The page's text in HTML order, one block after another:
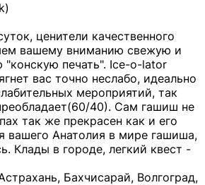
ценители качественного
вашему вниманию свежую и
печать". Ice-o-lator
вас точно неслабо, идеально
мероприятий, так
40). Сам гашиш не
так же прекрасен как и его
вашего Анатолия в мире гашиша,
Клады в городе, легкий квест -
Бугульма (Республика Татарстан), Бугуруслан (Оренбургская область), Буинск, Буй, Буйнакск, Валдай, Валуйки, Велиж, Великие Луки, Великий Новгород, Великий Устюг, Вельск, Венёв, Верещагино, Верхнеуральск, Верхний Уфалей, Верхняя Салда, Верхняя Тура, Весьегонск, Вилючинск, Вихоревка, Вичуга, Владикавказ, Волгодонск, Волгореченск, Володарск, Волосово, Волчанск, Вольск, Воркута, Ворсма, Всеволожск (Ленинградская область), Вуктыл, Выкса, Высоковск, Высоцк, Вытегра, Вышний Волочёк, Вяземский, Вязники, Вятские Поляны, Нея, Шилка, Гаврилов Посад, Гаврилов-Ям, Гай, Галич, Гдов, Голицыно, Горно-Алтайск, Горнозаводск, Горняк, Городец, Гороховец, Гремячинск, Грозный, Грязи, Грязовец, Губкинский, Гуково, Гулькевичи, Гурьевск (Калининградская область), Гурьевск (Кемеровская область), Гусев, Гусь-Хрустальный, Давлеканово, Далматово, Дальнегорск, Дегтярск, Дедовск, Демидов, Дербент, Десногорск, Дзержинск, Дзержинский (Московская область), Дивногорск, Димитровград, Дмитровск, Дно, Добрянка, Долинск, Домодедово, Донецк (ДНР), Дорогобуж, Дрезна, Дубна, Дудинка, Духовщина, Дятьково, Егорьевск, Елабуга, Елизово, Ельня (Будет изменено название), Емва, Енисейск, Ермолино, Ершов, Ессентуки, Ефремов, Железноводск, Железногорск (Красноярский край), Железногорск (Курская область), Железногорск-Илимский, Жигулёвск, Жиздра, Жирновск, Жуков, Жуковка, Заводоуковск, Заволжск, Задонск, Заинск, Заозёрный, Заозёрск, Западная Двина, Заполярный, Зарайск, Заречный (Пензенская область), Заречный (Свердловская область), Заринск, Звенигово, Зверево, Зеленогорск ( Ленинградская обл. ), Зеленоградск, Зеленодольск, Зеленокумск, Зерноград, Зима, Змеиногорск, Зубцов, Ивангород, Иваново, Ивдель, Избербаш, Изобильный, Иланский, Инза, Инкерман, Инта, Ипатово, Искитим, Йошкар-Ола, Кадников, Калач, Калач-на-Дону, Калининск, Калтан, Калязин, Камбарка, Каменка (Пензенская область), Каменногорск (Ленинградская область), Каменск-Уральский, Каменск-Шахтинский, Камень-на-Оби, Камешково, Камышин, Канаш, Кандалакша, Карабаново, Карабаш, Карачаевск, Каргат, Каргополь, Карпинск, Карталы, Касимов, Касли, Каспийск, Катав-Ивановск, Катайск, Качканар, Кашин, Кашира, Кемерово, Кемь, Кизел, Кизилюрт, Кизляр, Кимовск, Кимры, Кингисепп, Кинель, Киреевск, Киренск, Киржач, Кириши, Кирово-Чепецк, Кировск (Ленинградская область), Кировск (Мурманская область), Кирсанов, Киселёвск, Кисловодск, Климовск, Клинцы, Княгинино, Ковдор, Ковров, Когалым, Козельск, Козьмодемьянск, Кола, Кологрив, Колпашево, Колпино, Кольчугино, Комсомольск, Комсомольск-на-Амуре, Конаково, Кондопога, Кондрово, Константиновск, Кораблино, Кореновск, Корсаков, Коряжма, Костерёво, Костомукша, Котельники, Котельниково, Котельнич, Котлас, Котовск, Кохма, Красноармейск (Московская область), Краснозаводск, Краснознаменск (Московская область), Краснокаменск, Краснослободск (Волгоградская область), Краснотурьинск, Красноуральск, Красный Сулин, Кремёнки, Кропоткин, Кубинка, Кувшиново (Тверская область), Кудрово, Кулебаки, Кумертау, Курлово, Куровское, Куртамыш, Курчатов, Куса, Кушва, Кыштым, Лабытнанги, Лагань, Лаишево (Республика Татарстан), Лакинск, Лангепас, Лахденпохья, Ленинск-Кузнецкий, Ленск (Республика Саха), Лермонтов (Ставропольский край), Лесозаводск (Приморский край), Лесосибирск, Ливны (Орловская область), Ликино-Дулёво, Липки (Тульская область), Лиски (Воронежская область), Лихославль, Лодейное Поле, Ломоносов (Санкт-Петербург), Лосино-Петровский, Лукоянов, Луховицы, Лыткарино, Любань (Ленинградская область), Любим, Людиново, Магас, Майский, Макаров, Малая Вишера, Малгобек, Мамадыш, Мамоново, Мантурово, Маркс, Махачкала, Мглин, Мегион, Медвежьегорск, Медногорск, Медынь, Меленки, Мелеуз, Менделеевск, Мещовск, Микунь, Миллерово, Минусинск, Миньяр, Мирный (Архангельская область), Мирный (Якутия), Михайловка (Город), Михайловск (Свердловская область), Михайловск (Ставропольский край), Могоча, Можга, Моздок, Мончегорск, Морозовск, Моршанск, Мосальск, Муравленко, Мурино, Муром, Мценск, Мыски, Набережные Челны, Навашино (Нижегородская область), Назарово (Красноярский край), Назрань, Нальчик, Наро-Фоминск, Нарткала, Нарьян-Мар, Находка, Невель (Псковская область), Невельск, Невьянск, Нелидово (Тверская область), Неман, Нерехта (Костромская область), Нерюнгри, Нестеров, Нефтегорск (Самарская область), Нефтекумск, Нижневартовск, Нижнекамск (Республика Татарстан), Нижнеудинск, Нижние Серги, Нижний Ломов, Нижняя Тура, Николаевск-на-Амуре, Никольск (Вологодская область), Никольск (Пензенская область), Новая Ладога, Новая Ляля, Новоалександровск, Новоалтайск, Нововоронеж, Новодвинск, Новозыбков, Новокубанск, Новокуйбышевск, Новомичуринск, Новопавловск, Новоржев, Новосокольники, Новотроицк, Новоульяновск, Новоуральск, Новохопёрск, Новочебоксарск, Новошахтинск, Новый Оскол, Новый Уренгой, Норильск, Нурлат, Нягань, Нязепетровск, Няндома, Облучье, Обоянь, Озёрск (Калининградская область), Озёрск (Челябинская область), Озёры, Октябрьск (Самарская область), Октябрьский (Башкортостан), Окуловка (Новгородская область), Оленегорск, Олонец, Онега, Опочка, Осинники, Осташков, Остров, Острогожск, Отрадный, Оха, Павлово, Павловск (Воронежская область), Павловск (Санкт-Петербург), Павловский Посад, Партизанск, Певек, Пенза, Первоуральск, Перевоз, Пересвет, Переславль-Залесский, Пестово (Новгородская область), Петрозаводск, Петропавловск-Камчатский, Печоры, Пикалёво, Пионерский, Питкяранта, Плавск, Плёс, Подпорожье, Покачи, Покров, Покровск, Полесск, Полысаево, Полярные Зори, Полярный, Поронайск, Порхов, Похвистнево, Почеп, Починок, Пошехонье, Правдинск, Приморск (Калининградская область), Приморско-Ахтарск, Приозерск, Прокопьевск, Протвино, Прохладный, Пугачёв, Пудож, Пустошка, Пушкино, Пущино, Пыталово, Радужный (Владимирская область), Радужный (Ханты-Мансийский АО), Райчихинск, Раменское, Рассказово, Ревда, Реж, Реутов, Родники, Россошь, Ростов (Ярославская обл.), Рошаль, Ртищево, Рубцовск, Рузаевка, Рыбинск, Рыбное, Ряжск, Салехард, Сальск, Саранск, Сарапул, Саров, Сасово, Сатка, Сафоново, Саяногорск, Саянск, Светлогорск, Светлоград, Светлый, Светогорск (Ленинградская область), Свободный, Себеж, Северобайкальск, Северодвинск, Североуральск, Сегежа, Семикаракорск, Сенгилей, Серафимович, Сергач, Сергиев Посад, Сердобск, Сертолово (Ленинградская область), Сестрорецк (Ленинградская область), Сибай, Скопин, Славгород, Сланцы, Слободской, Слюдянка, Собинка, Советск (Кировская область), Советск (Калининградская область), Советск (Тульская область), Советская Гавань, Советский (Ханты-Мансийский АО), Сокол (Вологодская область), Солигалич, Соль-Илецк, Сольцы, Сортавала, Сосенский, Сосновоборск, Сосновый Бор (Ленинградская область), Сосногорск, Спас-Клепики, Спасск-Рязанский, С